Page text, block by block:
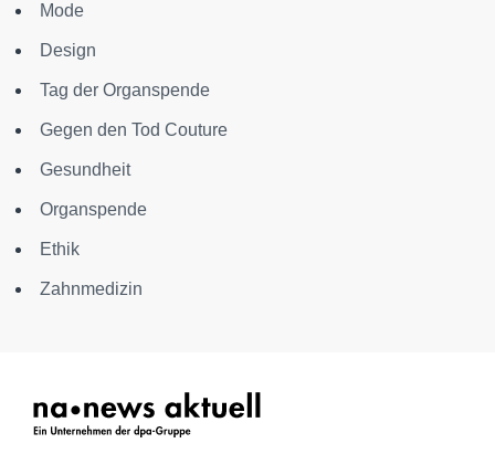
Mode
Design
Tag der Organspende
Gegen den Tod Couture
Gesundheit
Organspende
Ethik
Zahnmedizin